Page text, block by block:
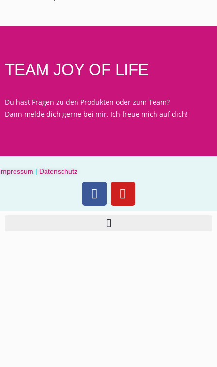
TEAM JOY OF LIFE
Du hast Fragen zu den Produkten oder zum Team?
Dann melde dich gerne bei mir. Ich freue mich auf dich!
| Datenschutz